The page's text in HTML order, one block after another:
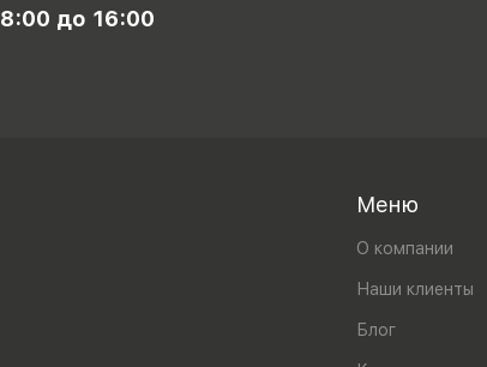
8:00 до 16:00
Меню
О компании
Наши клиенты
Блог